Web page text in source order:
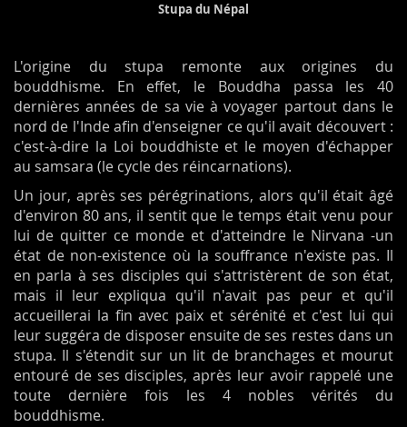
Stupa du Népal
L'origine du stupa remonte aux origines du
bouddhisme. En effet, le Bouddha passa les 40
dernières années de sa vie à voyager partout dans le
nord de l'Inde afin d'enseigner ce qu'il avait découvert :
c'est-à-dire la Loi bouddhiste et le moyen d'échapper
au samsara (le cycle des réincarnations).
Un jour, après ses pérégrinations, alors qu'il était âgé
d'environ 80 ans, il sentit que le temps était venu pour
lui de quitter ce monde et d'atteindre le Nirvana -un
état de non-existence où la souffrance n'existe pas. Il
en parla à ses disciples qui s'attristèrent de son état,
mais il leur expliqua qu'il n'avait pas peur et qu'il
accueillerai la fin avec paix et sérénité et c'est lui qui
leur suggéra de disposer ensuite de ses restes dans un
stupa. Il s'étendit sur un lit de branchages et mourut
entouré de ses disciples, après leur avoir rappelé une
toute dernière fois les 4 nobles vérités du
bouddhisme.